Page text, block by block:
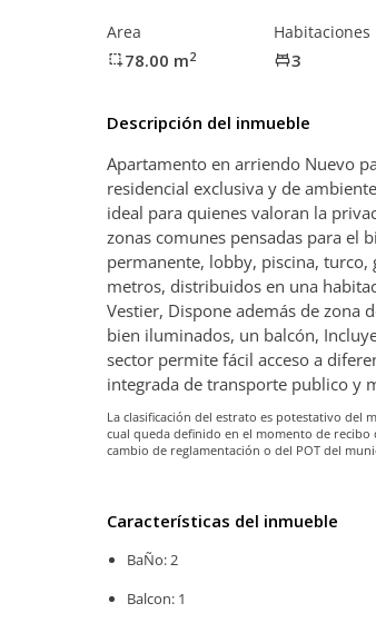
Area
78.00 m2
Habitaciones
3
Descripción del inmueble
Apartamento en arriendo Nuevo
residencial exclusiva y de
ideal para quienes valoran la
zonas comunes pensadas para el
permanente, lobby, piscina, turco,
metros, distribuidos en una
Vestier, Dispone además de zona
bien iluminados, un balcón,
sector permite fácil acceso a
integrada de transporte publico y
La clasificación del estrato es potestativo del
cual queda definido en el momento de
cambio de reglamentación o del POT del
Características del inmueble
BaÑo: 2
Balcon: 1